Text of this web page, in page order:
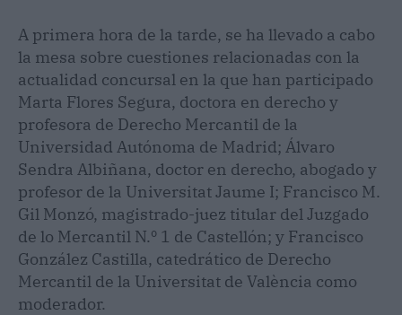
A primera hora de la tarde, se ha llevado a cabo
la mesa sobre cuestiones relacionadas con la
actualidad concursal en la que han participado
Marta Flores Segura, doctora en derecho y
profesora de Derecho Mercantil de la
Universidad Autónoma de Madrid; Álvaro
Sendra Albiñana, doctor en derecho, abogado y
profesor de la Universitat Jaume I; Francisco M.
Gil Monzó, magistrado-juez titular del Juzgado
de lo Mercantil N.º 1 de Castellón; y Francisco
González Castilla, catedrático de Derecho
Mercantil de la Universitat de València como
moderador.